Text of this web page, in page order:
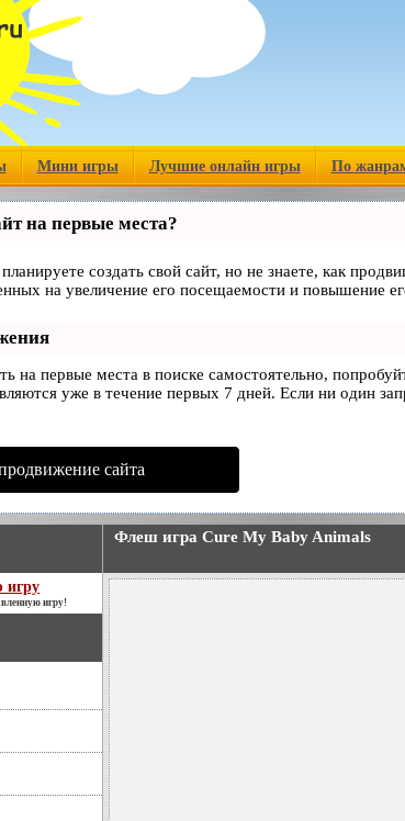
Мини игры Лучшие онлайн игры По
на первые места?
создать свой сайт, но не знаете, как
на увеличение его посещаемости и повышение
на первые места в поиске самостоятельно,
уже в течение первых 7 дней. Если ни один
сайта
игру
игру!
Флеш игра Cure My Baby Animals